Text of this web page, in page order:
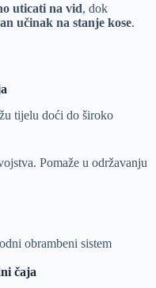
uticati na vid, dok
učinak na stanje kose.
tijelu doći do široko
Pomaže u održavanju
obrambeni sistem
čaja